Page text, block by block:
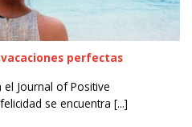
perfectas
Journal of Positive
se encuentra [...]